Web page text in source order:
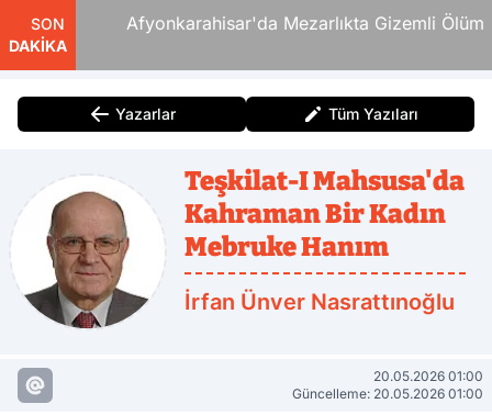
SON
DAKİKA
Afyonkarahisar'da Mezarlıkta Gizemli Ölüm
Yazarlar Tüm Yazıları
Teşkilat-I Mahsusa'da
Kahraman Bir Kadın
Mebruke Hanım
İrfan Ünver Nasrattınoğlu
20.05.2026 01:00
Güncelleme: 20.05.2026 01:00